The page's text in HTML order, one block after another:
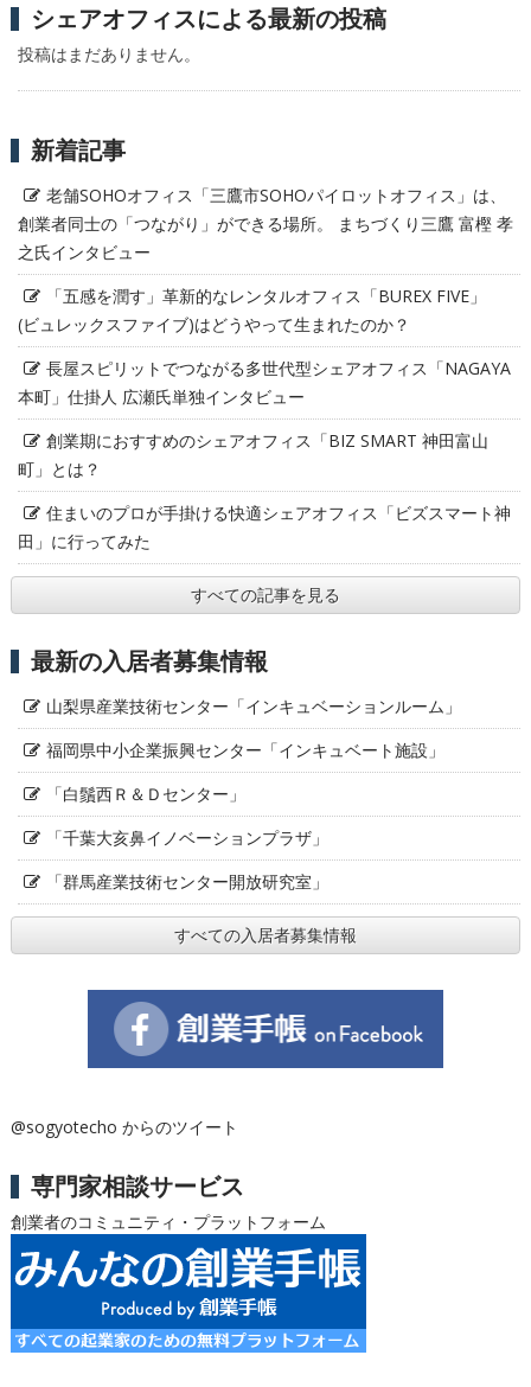
シェアオフィスによる最新の投稿
投稿はまだありません。
新着記事
老舗SOHOオフィス「三鷹市SOHOパイロットオフィス」は、
創業者同士の「つながり」ができる場所。 まちづくり三鷹 富樫 孝
之氏インタビュー
「五感を潤す」革新的なレンタルオフィス「BUREX FIVE」
(ビュレックスファイブ)はどうやって生まれたのか？
長屋スピリットでつながる多世代型シェアオフィス「NAGAYA
本町」仕掛人 広瀬氏単独インタビュー
創業期におすすめのシェアオフィス「BIZ SMART 神田富山
町」とは？
住まいのプロが手掛ける快適シェアオフィス「ビズスマート神
田」に行ってみた
すべての記事を見る
最新の入居者募集情報
山梨県産業技術センター「インキュベーションルーム」
福岡県中小企業振興センター「インキュベート施設」
「白鬚西Ｒ＆Ｄセンター」
「千葉大亥鼻イノベーションプラザ」
「群馬産業技術センター開放研究室」
すべての入居者募集情報
@sogyotecho からのツイート
専門家相談サービス
創業者のコミュニティ・プラットフォーム